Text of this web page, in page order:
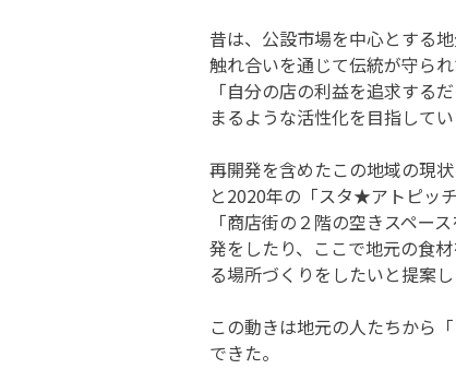
昔は、公設市場を中心とする
触れ合いを通じて伝統が守られ
「自分の店の利益を追求する
まるような活性化を目指してい
再開発を含めたこの地域の現
と2020年の「スタ★アトピッ
「商店街の２階の空きスペー
発をしたり、ここで地元の食
る場所づくりをしたいと提案し
この動きは地元の人たちから
できた。